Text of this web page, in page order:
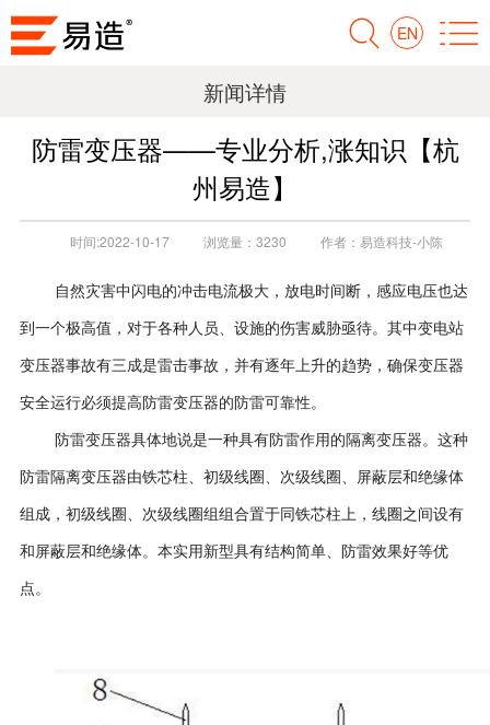
EN
新闻详情
防雷变压器——专业分析,涨知识【杭
州易造】
时间:2022-10-17 浏览量： 3230 作者： 易造科技-小陈
自然灾害中闪电的冲击电流极大，放电时间断，感应电压也达
到一个极高值，对于各种人员、设施的伤害威胁亟待。其中变电站
变压器事故有三成是雷击事故，并有逐年上升的趋势，确保变压器
安全运行必须提高防雷变压器的防雷可靠性。
防雷变压器具体地说是一种具有防雷作用的隔离变压器。这种
防雷隔离变压器由铁芯柱、初级线圈、次级线圈、屏蔽层和绝缘体
组成，初级线圈、次级线圈组组合置于同铁芯柱上，线圈之间设有
和屏蔽层和绝缘体。本实用新型具有结构简单、防雷效果好等优
点。